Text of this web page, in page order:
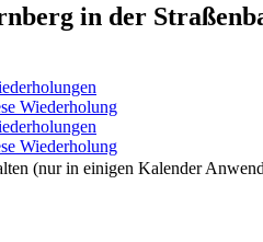
in der
Wiederholung
Wiederholung
(nur in einigen Kalender